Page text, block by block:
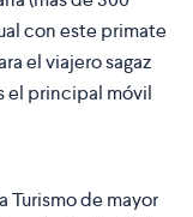
con este primate
el viajero sagaz
el principal móvil
Turismo de mayor